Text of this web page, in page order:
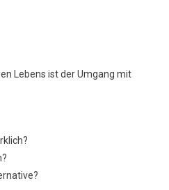
Lebens ist der Umgang mit